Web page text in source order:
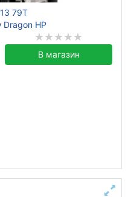
79T
Dragon HP
В магазин